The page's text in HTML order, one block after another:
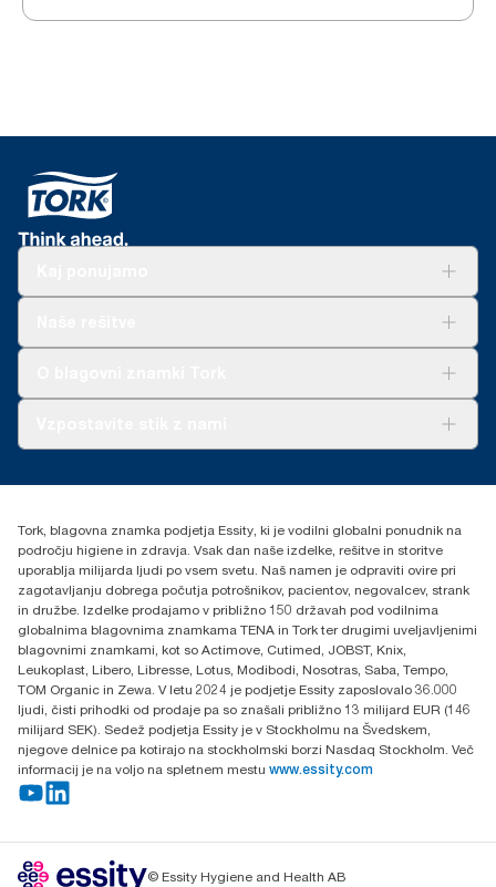
Essity Hungary Kft. Professional Hygiene
Budakeszi út 51.
Tork, blagovna znamka podjetja Essity, ki je vodilni globalni ponudnik na
področju higiene in zdravja. Vsak dan naše izdelke, rešitve in storitve
uporablja milijarda ljudi po vsem svetu. Naš namen je odpraviti ovire pri
zagotavljanju dobrega počutja potrošnikov, pacientov, negovalcev, strank
in družbe. Izdelke prodajamo v približno 150 državah pod vodilnima
globalnima blagovnima znamkama TENA in Tork ter drugimi uveljavljenimi
blagovnimi znamkami, kot so Actimove, Cutimed, JOBST, Knix,
Leukoplast, Libero, Libresse, Lotus, Modibodi, Nosotras, Saba, Tempo,
TOM Organic in Zewa. V letu 2024 je podjetje Essity zaposlovalo 36.000
ljudi, čisti prihodki od prodaje pa so znašali približno 13 milijard EUR (146
milijard SEK). Sedež podjetja Essity je v Stockholmu na Švedskem,
njegove delnice pa kotirajo na stockholmski borzi Nasdaq Stockholm. Več
informacij je na voljo na spletnem mestu www.essity.com
© Essity Hygiene and Health AB